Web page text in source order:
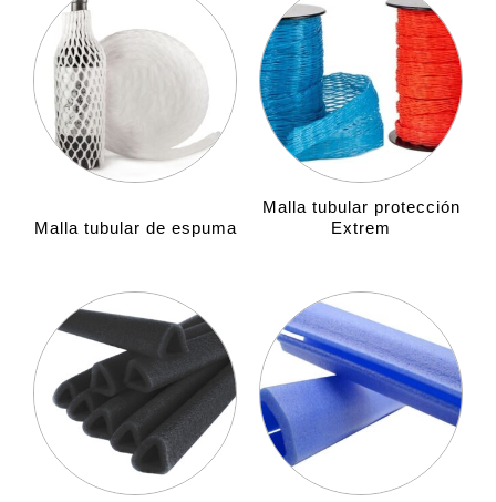
Malla tubular de espuma
Malla tubular protección
Extrem